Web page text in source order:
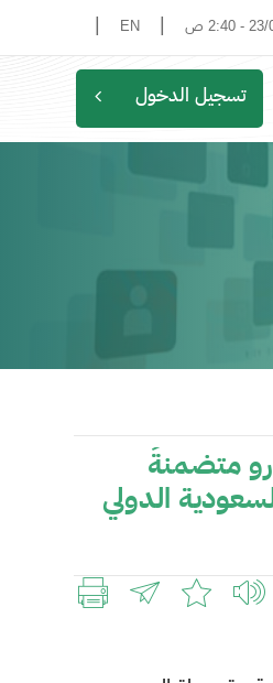
EN - 2:40 ص
تسجيل الدخول
متضمنةً
الدولي